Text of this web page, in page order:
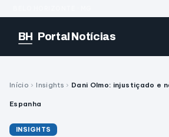
BH Portal Notícias
Início › Insights › Dani Olmo: injustiçado e
Espanha
INSIGHTS